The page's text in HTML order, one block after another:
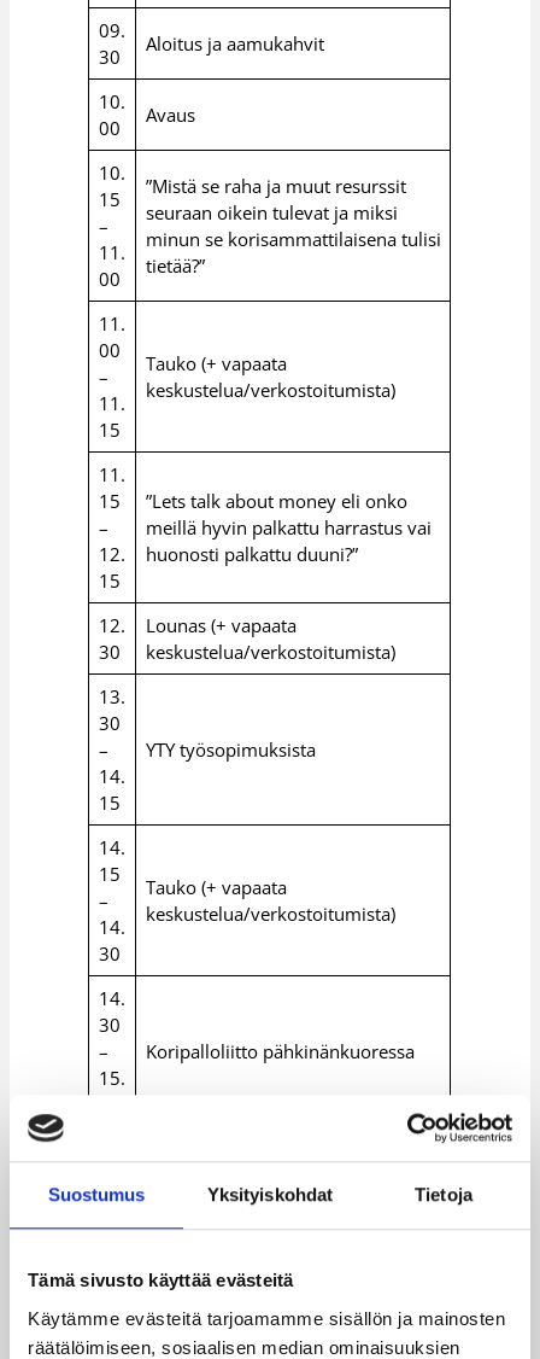
Suostumus Yksityiskohdat Tietoja
Tämä sivusto käyttää evästeitä
Käytämme evästeitä tarjoamamme sisällön ja mainosten
räätälöimiseen, sosiaalisen median ominaisuuksien
09.
30
Aloitus ja aamukahvit
10.
00
Avaus
10.
15
–
11.
00
”Mistä se raha ja muut resurssit
seuraan oikein tulevat ja miksi
minun se korisammattilaisena tulisi
tietää?”
11.
00
–
11.
15
Tauko (+ vapaata
keskustelua/verkostoitumista)
11.
15
–
12.
15
”Lets talk about money eli onko
meillä hyvin palkattu harrastus vai
huonosti palkattu duuni?”
12.
30
Lounas (+ vapaata
keskustelua/verkostoitumista)
13.
30
–
14.
15
YTY työsopimuksista
14.
15
–
14.
30
Tauko (+ vapaata
keskustelua/verkostoitumista)
14.
30
–
15.
Koripalloliitto pähkinänkuoressa
–
15.
Päivän yhteenveto, palaute ja jatko
Lisätiedot: Seminaariin ilmoittautuminen